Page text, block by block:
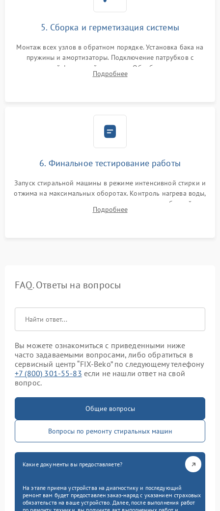
5. Сборка и герметизация системы
Монтаж всех узлов в обратном порядке. Установка бака на
пружины и амортизаторы. Подключение патрубков с
надежной фиксацией хомутами. Обработка стыков
герметиком для предотвращения возможных протечек воды.
Подробнее
6. Финальное тестирование работы
Запуск стиральной машины в режиме интенсивной стирки и
отжима на максимальных оборотах. Контроль нагрева воды,
корректности слива, отсутствия излишних вибраций,
посторонних стуков и протечек под корпусом.
Подробнее
FAQ. Ответы на вопросы
Вы можете ознакомиться с приведенными ниже
часто задаваемыми вопросами, либо обратиться в
сервисный центр “FIX-Beko” по следующему телефону
+7 (800) 301-55-83 если не нашли ответ на свой
вопрос.
Общие вопросы
Вопросы по ремонту стиральных машин
Какие документы вы предоставляете?
На этапе приема устройства на диагностику и последующий
ремонт вам будет предоставлен заказ-наряд с указанием страховых
обязательств на ваше устройство. Далее, после выполнения работ